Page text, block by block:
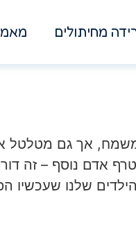
מחיתולים
אך גם מטלטל
אדם נוסף – זה
שלנו שעכשיו